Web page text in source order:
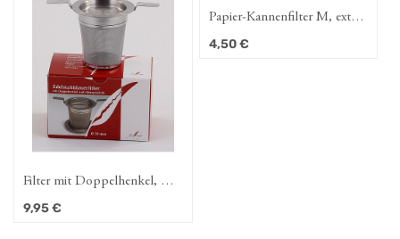
Filter mit Doppelhenkel, D.
6,0 cm
9,95€
Papier-Kannenfilter M, extra
lang
4,50€